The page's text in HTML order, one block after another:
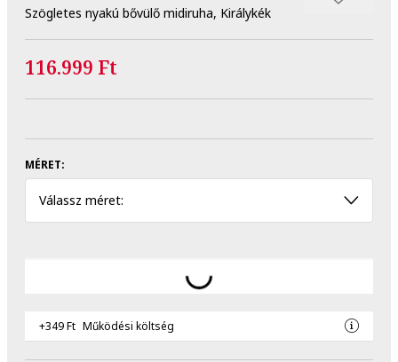
Szögletes nyakú bővülő midiruha, Királykék
116.999 Ft
MÉRET:
Válassz méret:
+349 Ft Működési költség